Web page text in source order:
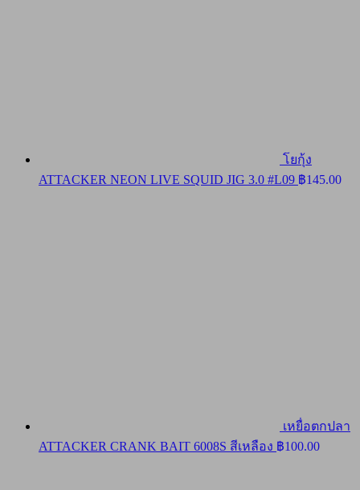
โยกุ้ง
ATTACKER NEON LIVE SQUID JIG 3.0 #L09 ฿145.00
เหยื่อตกปลา
ATTACKER CRANK BAIT 6008S สีเหลือง ฿100.00